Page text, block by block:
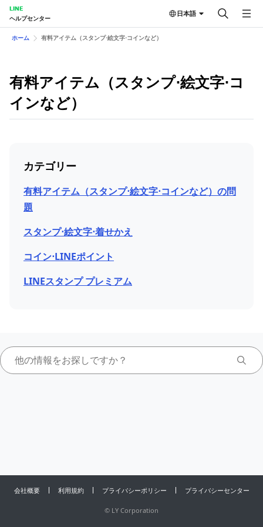
LINE
ヘルプセンター
日本語
ホーム 有料アイテム（スタンプ⋅絵文字⋅コインなど）
有料アイテム（スタンプ⋅絵文字⋅コ
インなど）
カテゴリー
有料アイテム（スタンプ⋅絵文字⋅コインなど）の問
題
スタンプ⋅絵文字⋅着せかえ
コイン⋅LINEポイント
LINEスタンプ プレミアム
会社概要 利用規約 プライバシーポリシー プライバシーセンター
© LY Corporation